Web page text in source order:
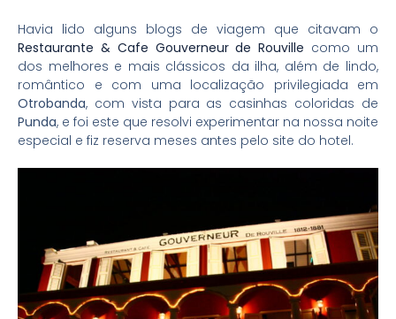
Havia lido alguns blogs de viagem que citavam o
Restaurante & Cafe Gouverneur de Rouville como um
dos melhores e mais clássicos da ilha, além de lindo,
romântico e com uma localização privilegiada em
Otrobanda, com vista para as casinhas coloridas de
Punda, e foi este que resolvi experimentar na nossa noite
especial e fiz reserva meses antes pelo site do hotel.